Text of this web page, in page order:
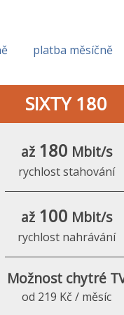
platba měsíčně
SIXTY 180
až 180 Mbit/s
rychlost stahování
až 100 Mbit/s
rychlost nahrávání
Možnost chytré
od 219 Kč / měsíc